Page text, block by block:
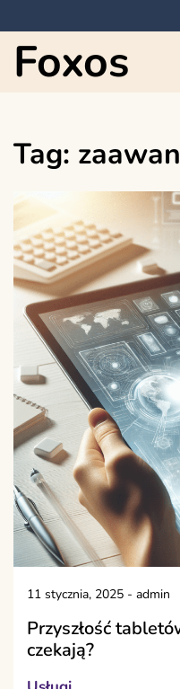
to
content
Foxos
Tag:
11 stycznia, 2025 - admin
Przyszłość
czekają?